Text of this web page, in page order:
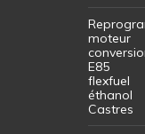
moteur
E85
flexfuel
éthanol
Castres